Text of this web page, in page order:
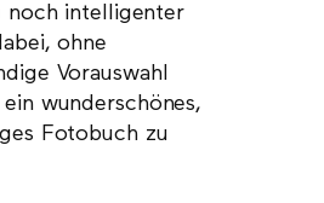
noch intelligenter
ohne
Vorauswahl
wunderschönes,
Fotobuch zu